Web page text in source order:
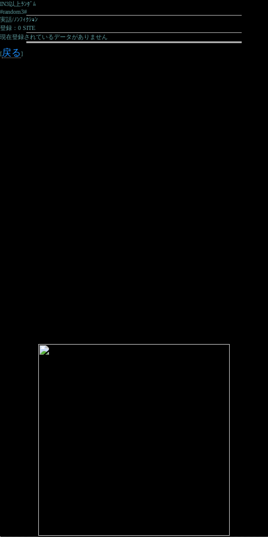
IN3以上ﾗﾝﾀﾞﾑ
#random3#
実話/ﾉﾝﾌｨｸｼｮﾝ
登録：0 SITE
現在登録されているデータがありません
[戻る]